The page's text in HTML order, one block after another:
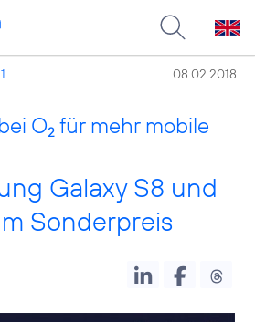
08.02.2018
O2 für mehr mobile
Galaxy S8 und
Sonderpreis